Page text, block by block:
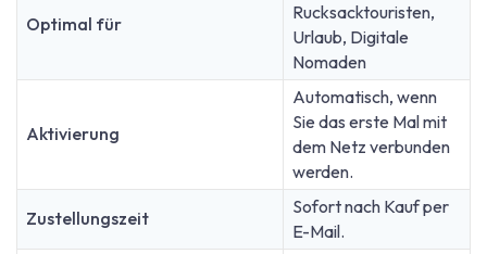
Optimal für
Rucksacktouristen,
Urlaub, Digitale
Nomaden
Aktivierung
Automatisch, wenn
Sie das erste Mal mit
dem Netz verbunden
werden.
Zustellungszeit
Sofort nach Kauf per
E-Mail.